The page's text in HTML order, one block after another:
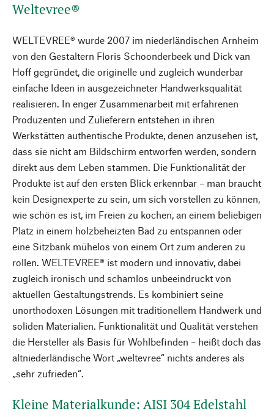
Weltevree®
WELTEVREE® wurde 2007 im niederländischen Arnheim
von den Gestaltern Floris Schoonderbeek und Dick van
Hoff gegründet, die originelle und zugleich wunderbar
einfache Ideen in ausgezeichneter Handwerksqualität
realisieren. In enger Zusammenarbeit mit erfahrenen
Produzenten und Zulieferern entstehen in ihren
Werkstätten authentische Produkte, denen anzusehen ist,
dass sie nicht am Bildschirm entworfen werden, sondern
direkt aus dem Leben stammen. Die Funktionalität der
Produkte ist auf den ersten Blick erkennbar – man braucht
kein Designexperte zu sein, um sich vorstellen zu können,
wie schön es ist, im Freien zu kochen, an einem beliebigen
Platz in einem holzbeheizten Bad zu entspannen oder
eine Sitzbank mühelos von einem Ort zum anderen zu
rollen. WELTEVREE® ist modern und innovativ, dabei
zugleich ironisch und schamlos unbeeindruckt von
aktuellen Gestaltungstrends. Es kombiniert seine
unorthodoxen Lösungen mit traditionellem Handwerk und
soliden Materialien. Funktionalität und Qualität verstehen
die Hersteller als Basis für Wohlbefinden – heißt doch das
altniederländische Wort „weltevree“ nichts anderes als
„sehr zufrieden“.
Kleine Materialkunde: AISI 304 Edelstahl